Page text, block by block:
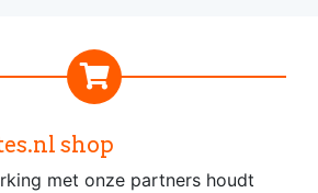
shop
met onze partners houdt